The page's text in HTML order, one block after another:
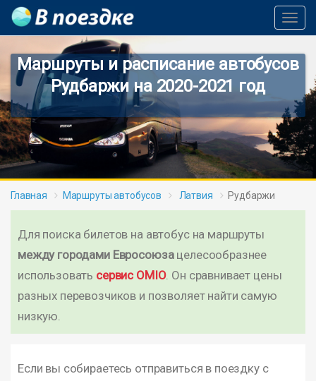
Маршруты и расписание автобусов
Рудбаржи на 2020-2021 год
Главная Маршруты автобусов Латвия Рудбаржи
Для поиска билетов на автобус на маршруты
между городами Евросоюзацелесообразнее
использовать сервис OMIO. Он сравнивает цены
разных перевозчиков и позволяет найти самую
низкую.
Если вы собираетесь отправиться в поездку с